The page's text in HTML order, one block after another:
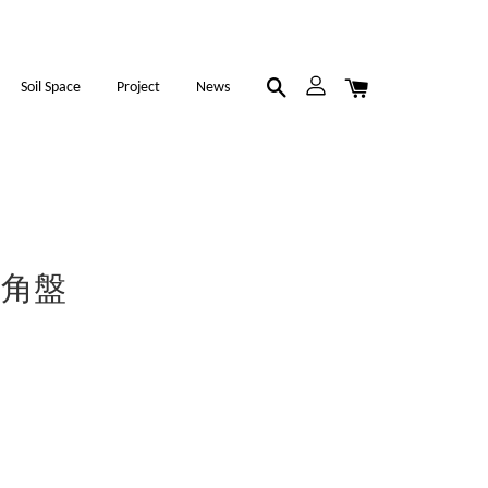
Soil Space Project News
盤